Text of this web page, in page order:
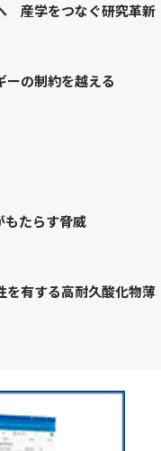
産学をつなぐ研究革新
ーの制約を越える
たらす脅威
を有する高耐久酸化物薄